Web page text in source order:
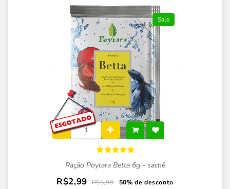
Sale
Ração Poytara Betta 6g - sachê
R$2,99 R$5,99 50% de desconto